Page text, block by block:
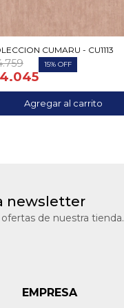
CUMARU - CU1113
4.045
15
newsletter
de nuestra tienda.
EMPRESA